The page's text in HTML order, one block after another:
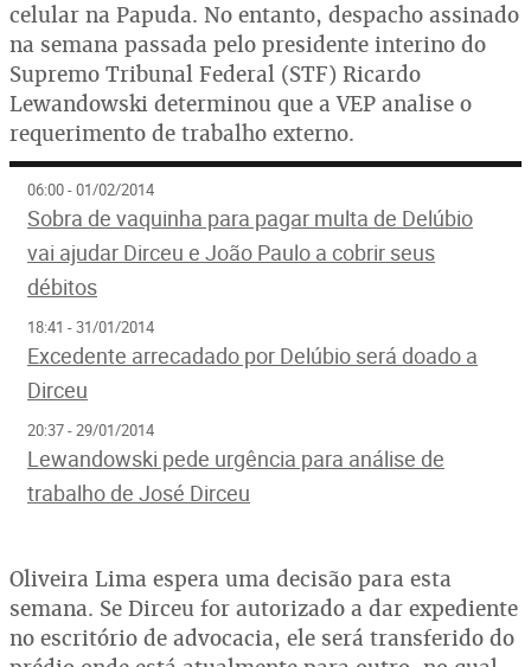
celular na Papuda. No entanto, despacho assinado
na semana passada pelo presidente interino do
Supremo Tribunal Federal (STF) Ricardo
Lewandowski determinou que a VEP analise o
requerimento de trabalho externo.
06:00 - 01/02/2014
Sobra de vaquinha para pagar multa de Delúbio
vai ajudar Dirceu e João Paulo a cobrir seus
débitos
18:41 - 31/01/2014
Excedente arrecadado por Delúbio será doado a
Dirceu
20:37 - 29/01/2014
Lewandowski pede urgência para análise de
trabalho de José Dirceu
Oliveira Lima espera uma decisão para esta
semana. Se Dirceu for autorizado a dar expediente
no escritório de advocacia, ele será transferido do